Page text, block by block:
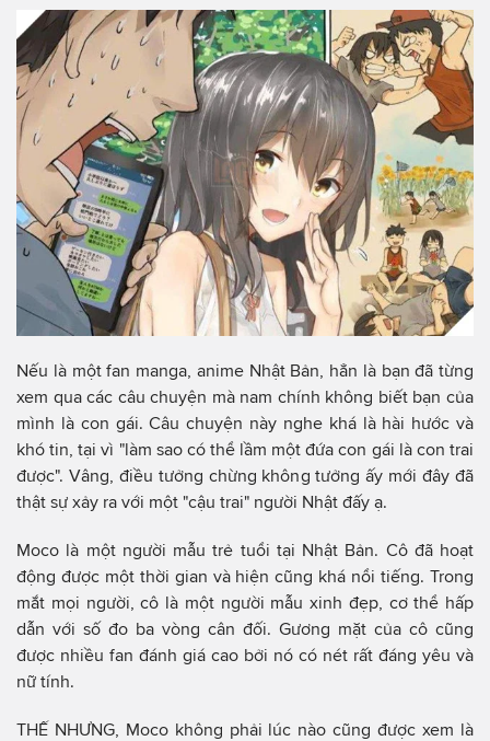
Nếu là một fan manga, anime Nhật Bản, hẳn là bạn đã từng
xem qua các câu chuyện mà nam chính không biết bạn của
mình là con gái. Câu chuyện này nghe khá là hài hước và
khó tin, tại vì "làm sao có thể lầm một đứa con gái là con trai
được". Vâng, điều tưởng chừng không tưởng ấy mới đây đã
thật sự xảy ra với một "cậu trai" người Nhật đấy ạ.
Moco là một người mẫu trẻ tuổi tại Nhật Bản. Cô đã hoạt
động được một thời gian và hiện cũng khá nổi tiếng. Trong
mắt mọi người, cô là một người mẫu xinh đẹp, cơ thể hấp
dẫn với số đo ba vòng cân đối. Gương mặt của cô cũng
được nhiều fan đánh giá cao bởi nó có nét rất đáng yêu và
nữ tính.
THẾ NHƯNG, Moco không phải lúc nào cũng được xem là